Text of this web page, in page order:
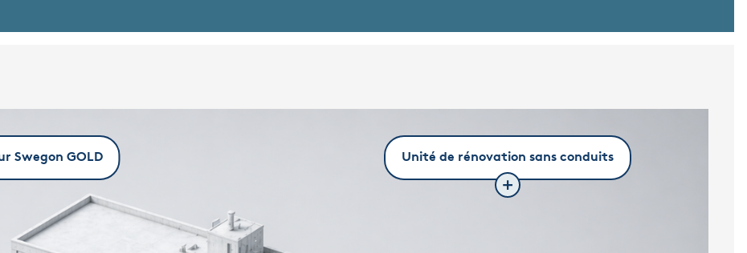
Unité de rénovation sans conduits
Swegon GOLD